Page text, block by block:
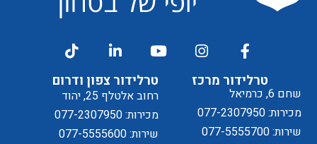
דיוור
לטרלידור מרכז
שחם 6, כרמיאל
מכירות: 077-2307950
שירות: 077-5555700
טרלידור צפון ודרום
רחוב אלטלף 25, יהוד
מכירות: 077-2307950
שירות: 077-5555600